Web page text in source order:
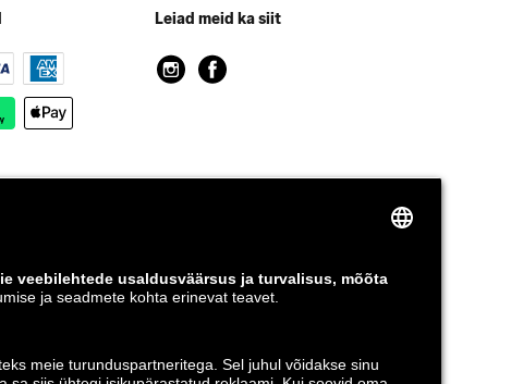
Leiad meid ka siit